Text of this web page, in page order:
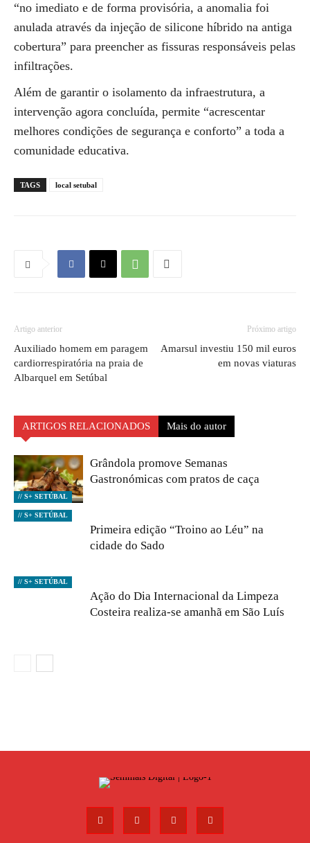
“no imediato e de forma provisória, a anomalia foi
anulada através da injeção de silicone híbrido na antiga
cobertura” para preencher as fissuras responsáveis pelas
infiltrações.
Além de garantir o isolamento da infraestrutura, a
intervenção agora concluída, permite “acrescentar
melhores condições de segurança e conforto” a toda a
comunidade educativa.
TAGS local setubal
Artigo anterior
Auxiliado homem em paragem
cardiorrespiratória na praia de
Albarquel em Setúbal
Próximo artigo
Amarsul investiu 150 mil euros
em novas viaturas
ARTIGOS RELACIONADOS Mais do autor
// S+ SETÚBAL
Grândola promove Semanas
Gastronómicas com pratos de caça
// S+ SETÚBAL
Primeira edição “Troino ao Léu” na
cidade do Sado
// S+ SETÚBAL
Ação do Dia Internacional da Limpeza
Costeira realiza-se amanhã em São Luís